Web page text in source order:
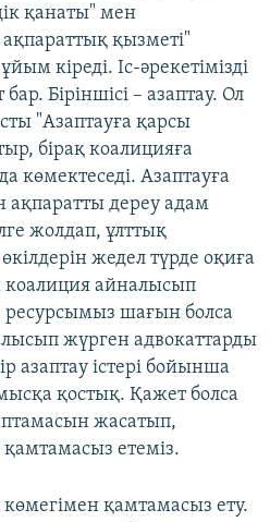
қанаты" мен
қызметі"
кіреді. Іс-әрекетімізді
Біріншісі – азаптау. Ол
"Азаптауға қарсы
бірақ коалицияға
көмектеседі. Азаптауға
ақпаратты дереу адам
жолдап, ұлттық
жедел түрде оқиға
айналысып
шағын болса
жүрген адвокаттарды
азаптау істері бойынша
қостық. Қажет болса
жасатып,
етеміз.
көмегімен қамтамасыз ету.